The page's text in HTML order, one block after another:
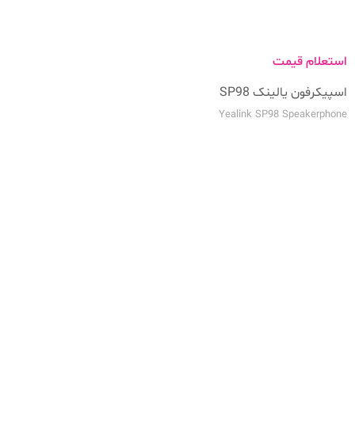
استعلام قیمت
اسپیکرفون یالینک SP98
Yealink SP98 Speakerphone